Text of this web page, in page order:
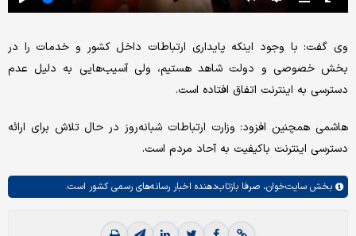
وی گفت: با وجود اینکه پایداری ارتباطات داخل کشور و خدمات را در
بخش خصوصی و دولت شاهد هستیم، ولی آسیب‌هایی به دلیل عدم
دسترسی به اینترنت اتفاق افتاده است.
هاشمی همچنین افزود: وزارت ارتباطات شبانه‌روز در حال تلاش برای ارائه
دسترسی اینترنت باکیفیت به آحاد مردم است.
بخش سایت‌خوان، صرفا بازتاب‌دهنده اخبار رسانه‌های رسمی کشور است.